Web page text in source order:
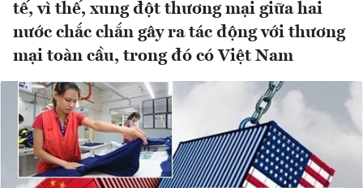
tế, vì thế, xung đột thương mại giữa hai
nước chắc chắn gây ra tác động với thương
mại toàn cầu, trong đó có Việt Nam